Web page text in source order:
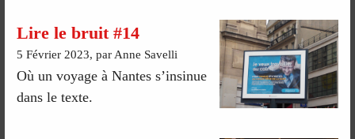
Lire le bruit #14
5 Février 2023, par Anne Savelli
Où un voyage à Nantes s’insinue
dans le texte.